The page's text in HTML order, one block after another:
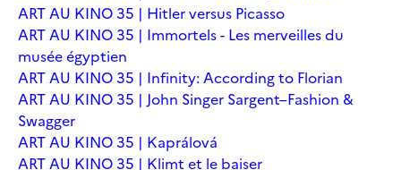
ART AU KINO 35 | Hitler versus Picasso
ART AU KINO 35 | Immortels - Les merveilles du
musée égyptien
ART AU KINO 35 | Infinity: According to Florian
ART AU KINO 35 | John Singer Sargent–Fashion &
Swagger
ART AU KINO 35 | Kaprálová
ART AU KINO 35 | Klimt et le baiser